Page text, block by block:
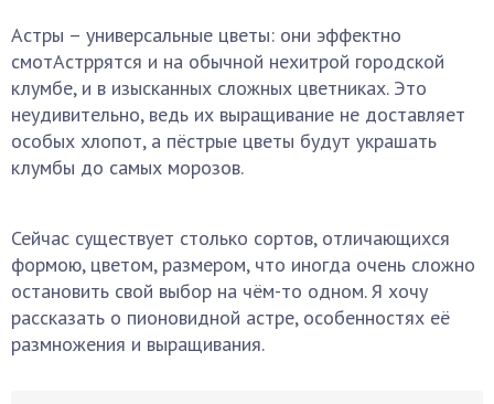
Астры – универсальные цветы: они эффектно
смотАстррятся и на обычной нехитрой городской
клумбе, и в изысканных сложных цветниках. Это
неудивительно, ведь их выращивание не доставляет
особых хлопот, а пёстрые цветы будут украшать
клумбы до самых морозов.
Сейчас существует столько сортов, отличающихся
формою, цветом, размером, что иногда очень сложно
остановить свой выбор на чём-то одном. Я хочу
рассказать о пионовидной астре, особенностях её
размножения и выращивания.